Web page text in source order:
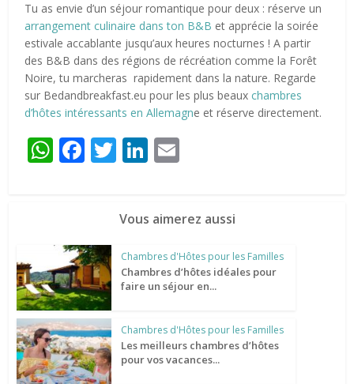
Tu as envie d’un séjour romantique pour deux : réserve un
arrangement culinaire dans ton B&B et apprécie la soirée
estivale accablante jusqu’aux heures nocturnes ! A partir
des B&B dans des régions de récréation comme la Forêt
Noire, tu marcheras rapidement dans la nature. Regarde
sur Bedandbreakfast.eu pour les plus beauxchambres
d’hôtes intéressants en Allemagne et réserve directement.
WhatsApp
Facebook
TwitterLinkedIn
Vous aimerez aussi
Chambres d'Hôtes pour les Familles
Chambres d’hôtes idéales pour
faire un séjour en...
Chambres d'Hôtes pour les Familles
Les meilleurs chambres d’hôtes
pour vos vacances...